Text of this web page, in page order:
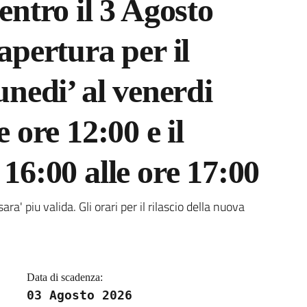
il 3 Agosto
per il
al venerdi
ore 12:00 e il
alle ore 17:00
piu valida. Gli orari per il rilascio della nuova
Data di scadenza:
03 Agosto 2026